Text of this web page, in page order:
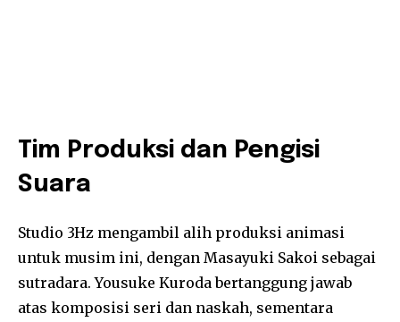
Tim Produksi dan Pengisi
Suara
Studio 3Hz mengambil alih produksi animasi
untuk musim ini, dengan Masayuki Sakoi sebagai
sutradara. Yousuke Kuroda bertanggung jawab
atas komposisi seri dan naskah, sementara